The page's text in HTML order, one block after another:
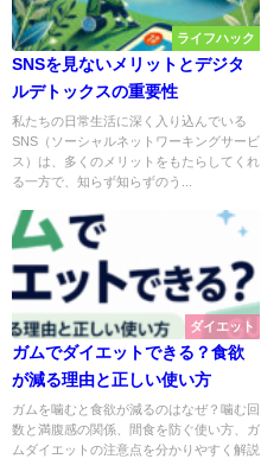
ライフハック
SNSを見ないメリットとデジタ
ルデトックスの重要性
私たちの日常生活に深く入り込んでいる
SNS（ソーシャルネットワーキングサービ
ス）は、多くのメリットをもたらしてくれ
る一方で、知らず知らずのう...
ダイエット
ガムでダイエットできる？食欲
が減る理由と正しい使い方
ガムを噛むと食欲が減るのはなぜ？噛む回
数と満腹感の関係、間食を防ぐ使い方、ガ
ムダイエットの注意点を分かりやすく解説